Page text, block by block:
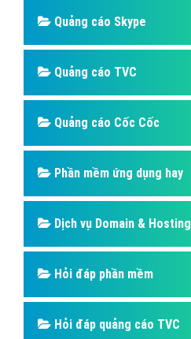
Quảng cáo Skype
Quảng cáo TVC
Quảng cáo Cốc Cốc
Phần mềm ứng dụng hay
Dịch vụ Domain & Hosting
Hỏi đáp phần mềm
Hỏi đáp quảng cáo TVC